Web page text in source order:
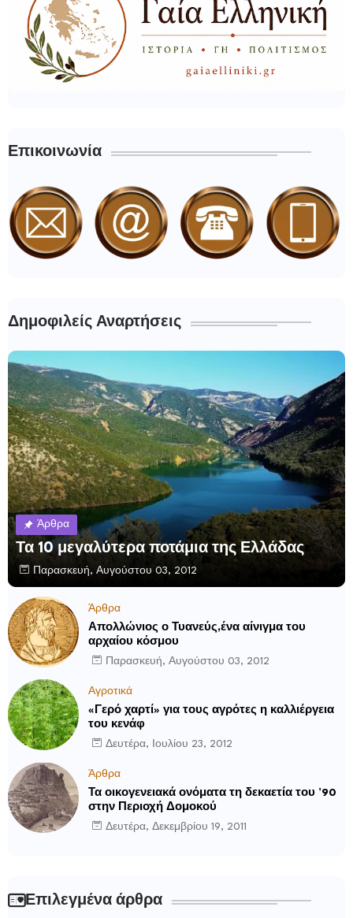
Επικοινωνία
Δημοφιλείς Αναρτήσεις
Άρθρα
Τα 10 μεγαλύτερα ποτάμια της Ελλάδας
Παρασκευή, Αυγούστου 03, 2012
Άρθρα
Απολλώνιος ο Τυανεύς,ένα αίνιγμα του
αρχαίου κόσμου
Παρασκευή, Αυγούστου 03, 2012
Αγροτικά
«Γερό χαρτί» για τους αγρότες η καλλιέργεια
του κενάφ
Δευτέρα, Ιουλίου 23, 2012
Άρθρα
Τα οικογενειακά ονόματα τη δεκαετία του ’90
στην Περιοχή Δομοκού
Δευτέρα, Δεκεμβρίου 19, 2011
Επιλεγμένα άρθρα